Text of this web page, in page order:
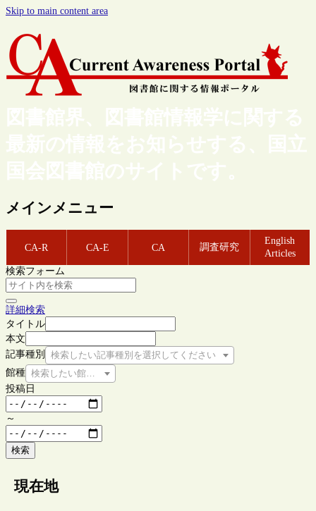
Skip to main content area
図書館界、図書館情報学に関する
最新の情報をお知らせする、国立
国会図書館のサイトです。
メインメニュー
CA-R CA-E CA 調査研究
English
Articles
検索フォーム
詳細検索
タイトル
本文
記事種別
検索したい記事種別を選択してください
館種 検索したい館種を選択してください
投稿日
～
検索
現在地